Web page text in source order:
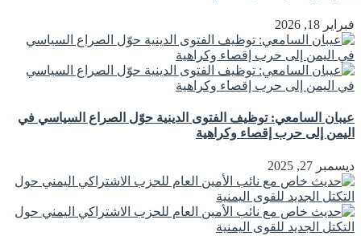
فبراير 18, 2026
عيبان السامعي: توظيف الفتوى الدينية حوّل الصراع السياسي في
اليمن إلى حرب إقصاء وكراهية
ديسمبر 27, 2025